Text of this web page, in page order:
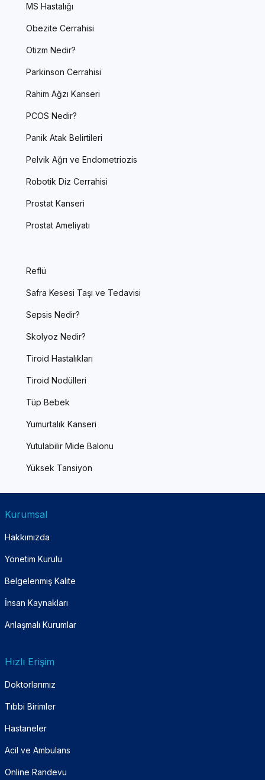
MS Hastalığı
Obezite Cerrahisi
Otizm Nedir?
Parkinson Cerrahisi
Rahim Ağzı Kanseri
PCOS Nedir?
Panik Atak Belirtileri
Pelvik Ağrı ve Endometriozis
Robotik Diz Cerrahisi
Prostat Kanseri
Prostat Ameliyatı
Reflü
Safra Kesesi Taşı ve Tedavisi
Sepsis Nedir?
Skolyoz Nedir?
Tiroid Hastalıkları
Tiroid Nodülleri
Tüp Bebek
Yumurtalık Kanseri
Yutulabilir Mide Balonu
Yüksek Tansiyon
Kurumsal
Hakkımızda
Yönetim Kurulu
Belgelenmiş Kalite
İnsan Kaynakları
Anlaşmalı Kurumlar
Hızlı Erişim
Doktorlarımız
Tıbbi Birimler
Hastaneler
Acil ve Ambulans
Online Randevu